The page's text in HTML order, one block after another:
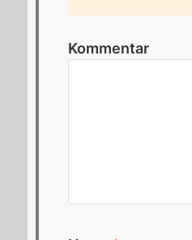
Kommentar